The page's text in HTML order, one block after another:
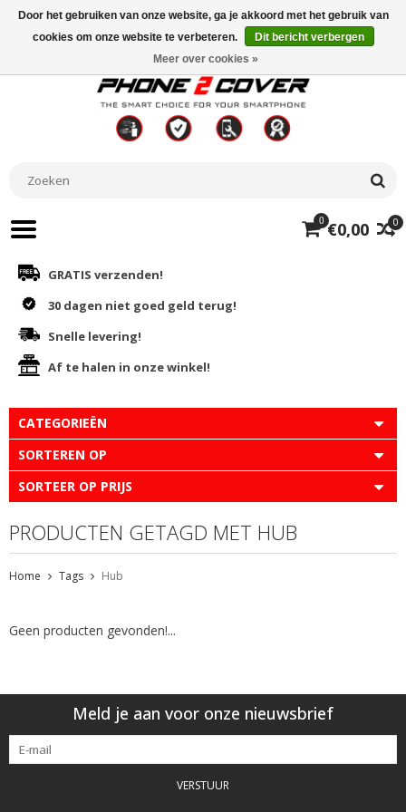
0
0 €0,00
GRATIS verzenden!
30 dagen niet goed geld terug!
Snelle levering!
Af te halen in onze winkel!
CATEGORIEËN
SORTEREN OP
SORTEER OP PRIJS
PRODUCTEN GETAGD MET HUB
Home Tags Hub
Geen producten gevonden!...
Meld je aan voor onze nieuwsbrief
VERSTUUR
Door het gebruiken van onze website, ga je akkoord met het gebruik van
cookies om onze website te verbeteren.
Dit bericht verbergen
Meer over cookies »